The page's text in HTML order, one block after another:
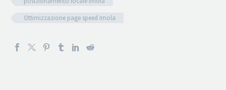
Ottimizzazione page speed Imola